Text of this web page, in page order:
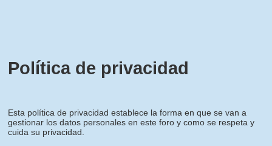
Política de privacidad
Esta política de privacidad establece la forma en que se van a
gestionar los datos personales en este foro y como se respeta y
cuida su privacidad.